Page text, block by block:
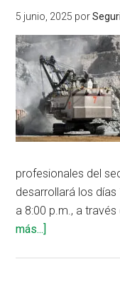
5 junio, 2025 por
profesionales del
desarrollará los días
a 8:00 p.m., a
más...]